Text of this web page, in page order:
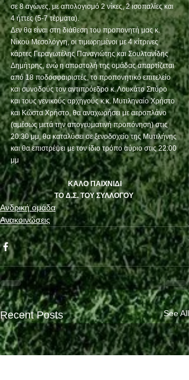
σε 8 αγώνες, με απολογισμό 2 νίκες, 2 ισοπαλίες και
4 ήττες (5-7 τέρματα).
Δεν θα είναι στη διάθεση του προπονητή μας κ.
Νίκου Μεσολόγγη, οι τιμωρημένοι με 4 κίτρινες
κάρτες Γεραγωτέλης Παναγιώτης και Σουλτανίδης
Δημήτρης, ενώ η αποστολή της ομάδας απαρτίζεται
από 18 ποδοσφαιριστές, το προπονητικό επιτελείο
και συνοδούς τον αντιπρόεδρο κ. Λουκάτο Σπύρο
και τους γενικούς αρχηγούς κ.κ. Μυτιληναίο Χρήστο
και Κώστα Χρήστο, θα αναχωρήσει με αεροπλάνο
(αμέσως μετά την απογευματινή προπόνηση) στις
20:30 μμ, θα καταλύσει σε ξενοδοχείο της Μυτιλήνης
και θα επιστρέψει με τον ίδιο τρόπο αύριο στις 22:00
μμ
ΚΑΛΟ ΠΑΙΧΝΙΔΙ
ΤΟ Δ.Σ. ΤΟΥ ΣΥΛΛΟΓΟΥ
Ανδρική ομάδα
Ανακοινώσεις
Recent Posts See All